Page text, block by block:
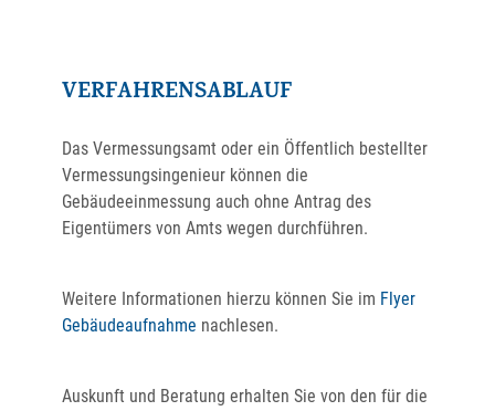
VERFAHRENSABLAUF
Das Vermessungsamt oder ein Öffentlich bestellter
Vermessungsingenieur können die
Gebäudeeinmessung auch ohne Antrag des
Eigentümers von Amts wegen durchführen.
Weitere Informationen hierzu können Sie im Flyer
Gebäudeaufnahme nachlesen.
Auskunft und Beratung erhalten Sie von den für die